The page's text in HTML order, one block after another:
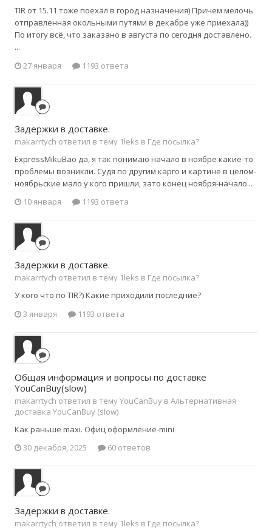
TIR от 15.11 тоже поехал в город назначения) Причем мелочь
отправленная окольными путями в декабре уже приехала))
По итогу всё, что заказано в августа по сегодня доставлено.
...
27 января
1193 ответа
Задержки в доставке.
makarrtych ответил в тему 1leks в Где посылка?
ExpressMikuBao да, я так понимаю начало в ноябре какие-то
проблемы возникли. Судя по другим карго и картине в целом-
ноябрьские мало у кого пришли, зато конец ноября-начало...
10 января
1193 ответа
Задержки в доставке.
makarrtych ответил в тему 1leks в Где посылка?
У кого что по TIR?) Какие приходили последние?
3 января
1193 ответа
Общая информация и вопросы по доставке
YouCanBuy(slow)
makarrtych ответил в тему YouCanBuy в Альтернативная
доставка YouCanBuy (slow)
Как раньше maxi. Офиц оформление-mini
30 декабря, 2025
60 ответов
Задержки в доставке.
makarrtych ответил в тему 1leks в Где посылка?